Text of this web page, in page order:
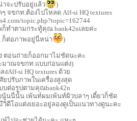
าจะปรับอยู่แล้ว
)
จขกท.ต้องไปโหลด Alf-si HQ textures
topic.php?topic=162744
ก็ทำตามกระทู้คุณ bank42nเลยค่ะ
ก็ต่อภาพอยู่นี่หน่า
)
ง ตอนถ่ายก็ออกมาไม่ชัดนะคะ
มาณจขกท.แบบก่อนแต่ง)
งAlf-si HQ textures ด้วย
ศัยปรับภาพในเครื่องสูงสุด
บบต่อรูปตามคุณbank42n
นู้นนี่นั้น เพ้นท์ผมเพ้นท์ผิวบลาๆ เดี๋ยวก็ชัด
ดีโอเเต่งเยอะอยู่ลองดูเป็นแนวทางดูนะคะ